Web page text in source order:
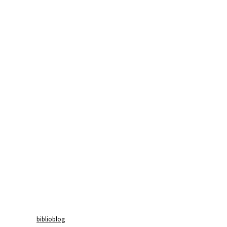
biblioblog